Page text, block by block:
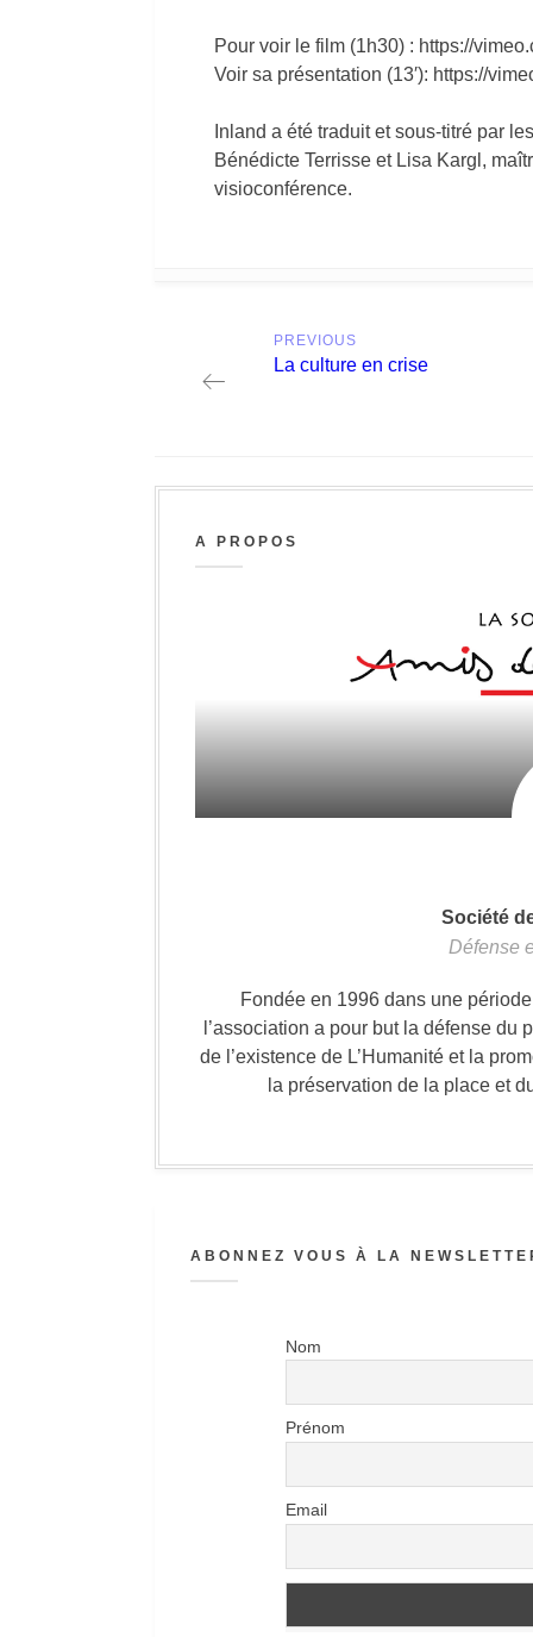
Pour voir le film (1h30) : https://
Voir sa présentation (13′): https://
Inland a été traduit et sous-titré par
Bénédicte Terrisse et Lisa Kargl,
visioconférence.
navigation
PREVIOUS
Previous
La culture en crise
A PROPOS
Société
Défense
Fondée en 1996 dans une
l’association a pour but la défense
de l’existence de L’Humanité et la
la préservation de la place et
ABONNEZ VOUS À LA
Nom
Prénom
Email